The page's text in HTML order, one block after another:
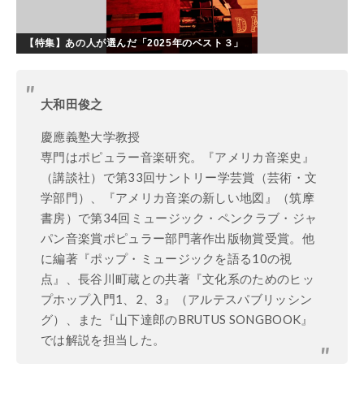
【特集】あの人が選んだ「2025年のベスト３」
大和田俊之
慶應義塾大学教授
専門はポピュラー音楽研究。『アメリカ音楽史』
（講談社）で第33回サントリー学芸賞（芸術・文
学部門）、『アメリカ音楽の新しい地図』（筑摩
書房）で第34回ミュージック・ペンクラブ・ジャ
パン音楽賞ポピュラー部門著作出版物賞受賞。他
に編著『ポップ・ミュージックを語る10の視
点』、長谷川町蔵との共著『文化系のためのヒッ
プホップ入門1、2、3』（アルテスパブリッシン
グ）、また『山下達郎のBRUTUS SONGBOOK』
では解説を担当した。